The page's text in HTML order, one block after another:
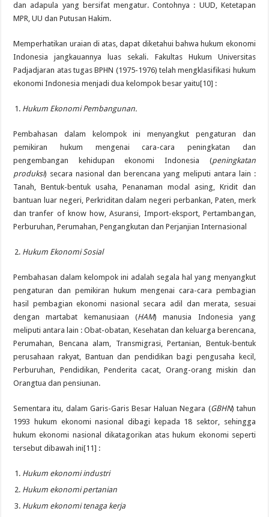
dan adapula yang bersifat mengatur. Contohnya : UUD, Ketetapan
MPR, UU dan Putusan Hakim.
Memperhatikan uraian di atas, dapat diketahui bahwa hukum ekonomi
Indonesia jangkauannya luas sekali. Fakultas Hukum Universitas
Padjadjaran atas tugas BPHN (1975-1976) telah mengklasifikasi hukum
ekonomi Indonesia menjadi dua kelompok besar yaitu[10] :
Hukum Ekonomi Pembangunan.
Pembahasan dalam kelompok ini menyangkut pengaturan dan
pemikiran hukum mengenai cara-cara peningkatan dan
pengembangan kehidupan ekonomi Indonesia (peningkatan
produksi) secara nasional dan berencana yang meliputi antara lain :
Tanah, Bentuk-bentuk usaha, Penanaman modal asing, Kridit dan
bantuan luar negeri, Perkriditan dalam negeri perbankan, Paten, merk
dan tranfer of know how, Asuransi, Import-eksport, Pertambangan,
Perburuhan, Perumahan, Pengangkutan dan Perjanjian Internasional
Hukum Ekonomi Sosial
Pembahasan dalam kelompok ini adalah segala hal yang menyangkut
pengaturan dan pemikiran hukum mengenai cara-cara pembagian
hasil pembagian ekonomi nasional secara adil dan merata, sesuai
dengan martabat kemanusiaan (HAM) manusia Indonesia yang
meliputi antara lain : Obat-obatan, Kesehatan dan keluarga berencana,
Perumahan, Bencana alam, Transmigrasi, Pertanian, Bentuk-bentuk
perusahaan rakyat, Bantuan dan pendidikan bagi pengusaha kecil,
Perburuhan, Pendidikan, Penderita cacat, Orang-orang miskin dan
Orangtua dan pensiunan.
Sementara itu, dalam Garis-Garis Besar Haluan Negara (GBHN) tahun
1993 hukum ekonomi nasional dibagi kepada 18 sektor, sehingga
hukum ekonomi nasional dikatagorikan atas hukum ekonomi seperti
tersebut dibawah ini[11] :
Hukum ekonomi industri
Hukum ekonomi pertanian
Hukum ekonomi tenaga kerja